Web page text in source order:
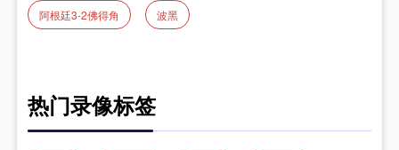
阿根廷3-2佛得角 波黑
热门录像标签